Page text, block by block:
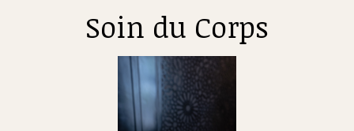
Soin du Corps